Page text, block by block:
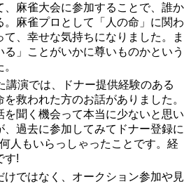
、麻雀大会に参加することで、誰か
麻雀プロとして「人の命」に関わ
、幸せな気持ちになりました。ま
」ことがいかに尊いものかという
講演では、ドナー提供経験のある
救われた方のお話がありました。
聞く機会って本当に少ないと思い
、過去に参加してみてドナー登録に
人もいらっしゃったことです。経
す!
けではなく、オークション参加や見